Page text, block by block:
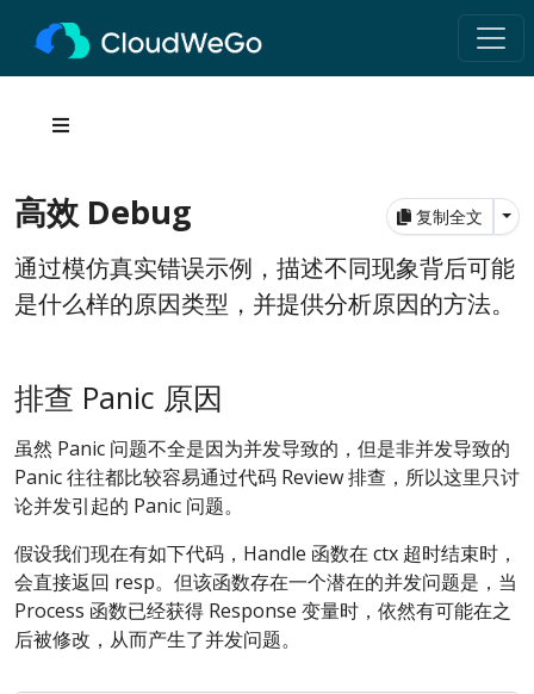
复制全文
高效 Debug
通过模仿真实错误示例，描述不同现象背后可能
是什么样的原因类型，并提供分析原因的方法。
排查 Panic 原因
虽然 Panic 问题不全是因为并发导致的，但是非并发导致的
Panic 往往都比较容易通过代码 Review 排查，所以这里只讨
论并发引起的 Panic 问题。
假设我们现在有如下代码，Handle 函数在 ctx 超时结束时，
会直接返回 resp。但该函数存在一个潜在的并发问题是，当
Process 函数已经获得 Response 变量时，依然有可能在之
后被修改，从而产生了并发问题。